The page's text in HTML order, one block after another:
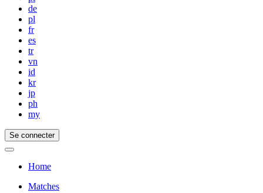
de
pl
fr
es
tr
vn
id
kr
jp
ph
my
Se connecter
Home
Matches